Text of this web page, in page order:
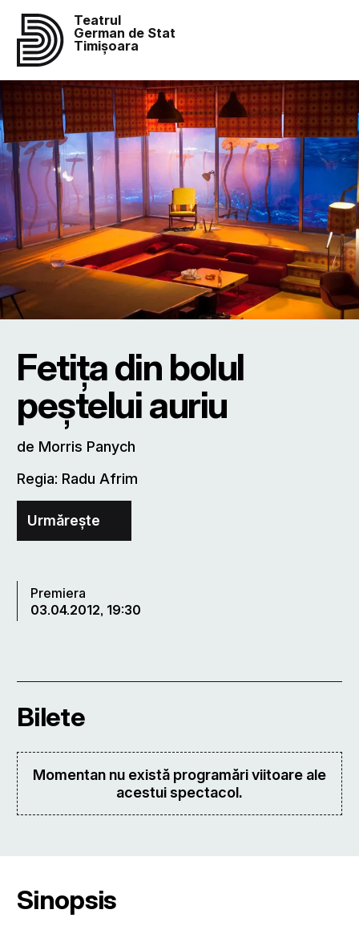
Teatrul
German de Stat
Timișoara
Fetiţa din bolul
peştelui auriu
de Morris Panych
Regia: Radu Afrim
Urmărește
Premiera
03.04.2012, 19:30
Bilete
Momentan nu există programări viitoare ale
acestui spectacol.
Sinopsis